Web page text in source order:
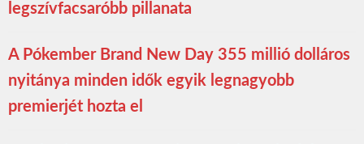
legszívfacsaróbb pillanata
A Pókember Brand New Day 355 millió dolláros
nyitánya minden idők egyik legnagyobb
premierjét hozta el